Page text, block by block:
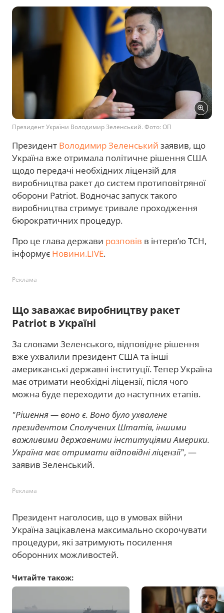
Президент України Володимир Зеленський. Фото: ОП
Президент Володимир Зеленський заявив, що
Україна вже отримала політичне рішення США
щодо передачі необхідних ліцензій для
виробництва ракет до систем протиповітряної
оборони Patriot. Водночас запуск такого
виробництва стримує тривале проходження
бюрократичних процедур.
Про це глава держави розповів в інтерв’ю ТСН,
інформує Новини.LIVE.
Реклама
Що заважає виробництву ракет
Patriot в Україні
За словами Зеленського, відповідне рішення
вже ухвалили президент США та інші
американські державні інституції. Тепер Україна
має отримати необхідні ліцензії, після чого
можна буде переходити до наступних етапів.
"Рішення — воно є. Воно було ухвалене
президентом Сполучених Штатів, іншими
важливими державними інституціями Америки.
Україна має отримати відповідні ліцензії", —
заявив Зеленський.
Реклама
Президент наголосив, що в умовах війни
Україна зацікавлена максимально скорочувати
процедури, які затримують посилення
оборонних можливостей.
Читайте також: